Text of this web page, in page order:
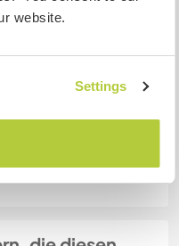
website.
Settings